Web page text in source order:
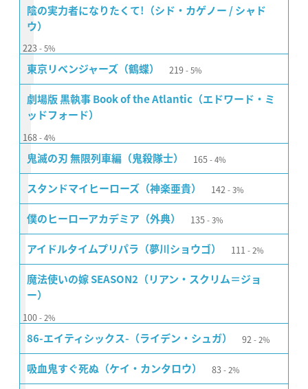
陰の実力者になりたくて!（シド・カゲノー / シャド
ウ）
223 5%
東京リベンジャーズ（鶴蝶） 219 5%
劇場版 黒執事 Book of the Atlantic（エドワード・ミ
ッドフォード）
168 4%
鬼滅の刃 無限列車編（鬼殺隊士） 165 4%
スタンドマイヒーローズ（神楽亜貴） 142 3%
僕のヒーローアカデミア（外典） 135 3%
アイドルタイムプリパラ（夢川ショウゴ） 111 2%
魔法使いの嫁 SEASON2（リアン・スクリム＝ジョ
ー）
100 2%
86-エイティシックス-（ライデン・シュガ） 92 2%
吸血鬼すぐ死ぬ（ケイ・カンタロウ） 83 2%